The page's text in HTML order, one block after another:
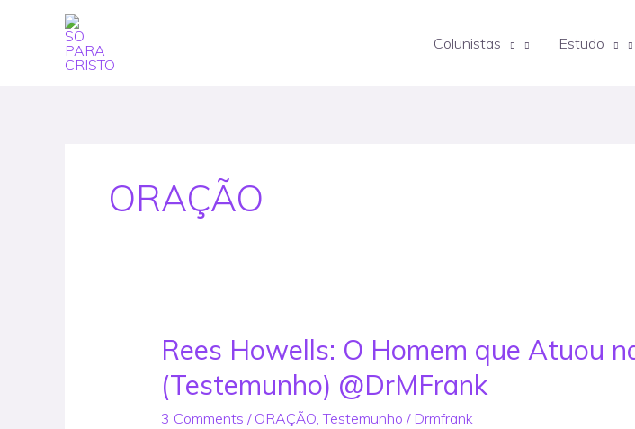
Colunistas Estudo
ORAÇÃO
Rees Howells: O Homem que Atuou
(Testemunho) @DrMFrank
3 Comments / ORAÇÃO,Testemunho / Drmfrank
Rees
Howells:
O
Homem